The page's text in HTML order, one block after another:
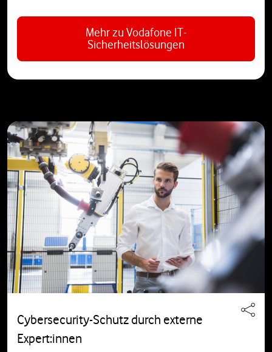
Mehr zu Vodafone IT-
Sicherheitslösungen
Cybersecurity-Schutz durch externe
Expert:innen